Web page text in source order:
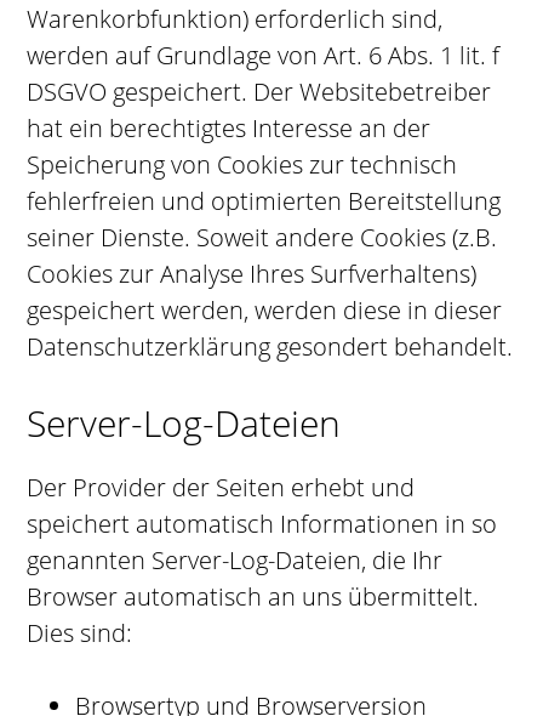
Warenkorbfunktion) erforderlich sind,
werden auf Grundlage von Art. 6 Abs. 1 lit. f
DSGVO gespeichert. Der Websitebetreiber
hat ein berechtigtes Interesse an der
Speicherung von Cookies zur technisch
fehlerfreien und optimierten Bereitstellung
seiner Dienste. Soweit andere Cookies (z.B.
Cookies zur Analyse Ihres Surfverhaltens)
gespeichert werden, werden diese in dieser
Datenschutzerklärung gesondert behandelt.
Server-Log-Dateien
Der Provider der Seiten erhebt und
speichert automatisch Informationen in so
genannten Server-Log-Dateien, die Ihr
Browser automatisch an uns übermittelt.
Dies sind:
Browsertyp und Browserversion